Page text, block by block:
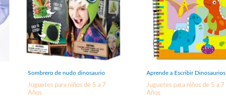
Sombrero de nudo dinosaurio
Juguetes para niños de 5 a 7
Años
Aprende a Escribir Dinosaurios
Juguetes para niños de 5 a 7
Años